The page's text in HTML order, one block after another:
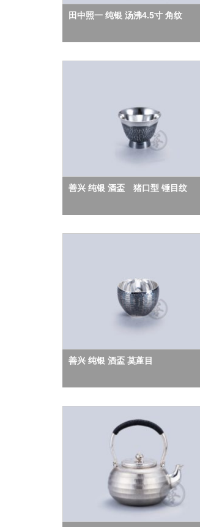
田中照一 纯银 汤沸4.5寸 角纹
善兴 纯银 酒盃 猪口型 锤目纹
善兴 纯银 酒盃 茣蓙目